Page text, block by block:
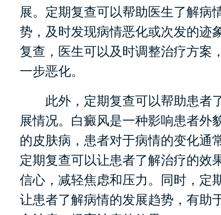
展。定期复查可以帮助医生了解病
势，及时发现病情恶化或次发的迹
复查，医生可以及时调整治疗方案
一步恶化。
此外，定期复查可以帮助患者
展情况。白癜风是一种影响患者外
的皮肤病，患者对于病情的变化通
定期复查可以让患者了解治疗的效
信心，减轻焦虑和压力。同时，定
让患者了解病情的发展趋势，有助